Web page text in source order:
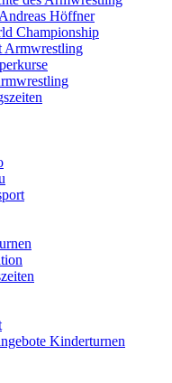
Höffner
Championship
Armwrestling
Kinderturnen